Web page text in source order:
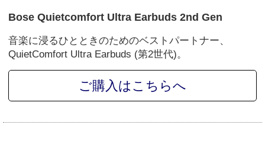
Bose Quietcomfort Ultra Earbuds 2nd Gen
音楽に浸るひとときのためのベストパートナー、
QuietComfort Ultra Earbuds (第2世代)。
ご購入はこちらへ